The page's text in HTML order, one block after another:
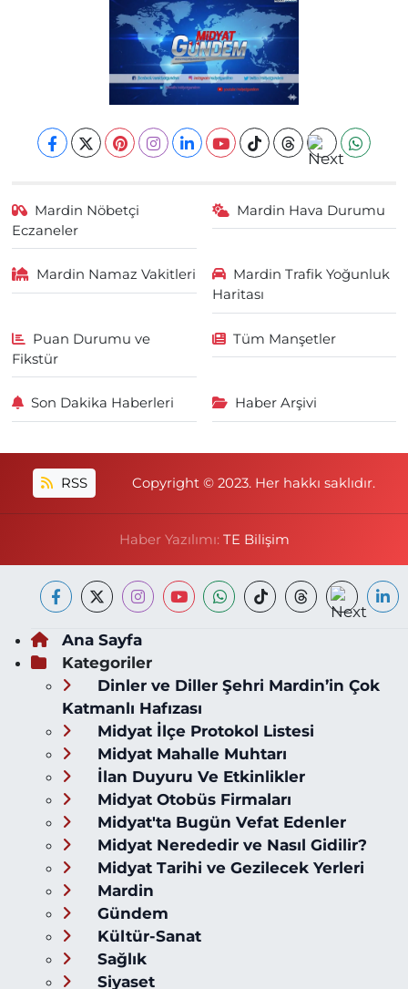
Mardin Nöbetçi
Eczaneler
Mardin Hava Durumu
Mardin Namaz Vakitleri
Mardin Trafik Yoğunluk
Haritası
Puan Durumu ve
Fikstür
Tüm Manşetler
Son Dakika Haberleri Haber Arşivi
RSS Copyright © 2023. Her hakkı saklıdır.
Haber Yazılımı: TE Bilişim
Ana Sayfa
Kategoriler
Dinler ve Diller Şehri Mardin’in Çok
Katmanlı Hafızası
Midyat İlçe Protokol Listesi
Midyat Mahalle Muhtarı
İlan Duyuru Ve Etkinlikler
Midyat Otobüs Firmaları
Midyat'ta Bugün Vefat Edenler
Midyat Nerededir ve Nasıl Gidilir?
Midyat Tarihi ve Gezilecek Yerleri
Mardin
Gündem
Kültür-Sanat
Sağlık
Siyaset